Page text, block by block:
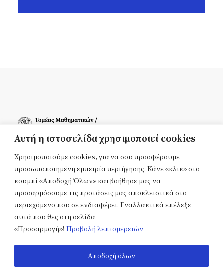
Αυτή η ιστοσελίδα χρησιμοποιεί cookies
Χρησιμοποιούμε cookies, για να σου προσφέρουμε
προσωποποιημένη εμπειρία περιήγησης. Κάνε «κλικ» στο
κουμπί «Αποδοχή Όλων» και βοήθησε μας να
προσαρμόσουμε τις προτάσεις μας αποκλειστικά στο
περιεχόμενο που σε ενδιαφέρει. Εναλλακτικά επέλεξε
αυτά που θες στη σελίδα
«Προσαρμογή»! Προβολή λεπτομερειών
Αποδοχή όλων
Πολυτεχνειούπολη
Ζωγράφου – Κτίριο Ε
Ηρώων Πολυτεχνείου 9,
Ζωγράφου
Τ.Κ. 15780
Επικοινωνία
210 772 3291
tomeas@math.ntua,gr
Ανακοινώσεις
Προσωπικό
Εργαστήρια